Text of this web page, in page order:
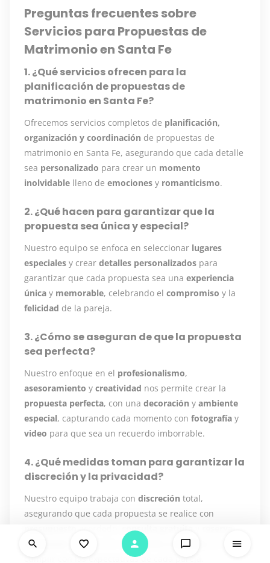
Preguntas frecuentes sobre
Servicios para Propuestas de
Matrimonio en Santa Fe
1. ¿Qué servicios ofrecen para la
planificación de propuestas de
matrimonio en Santa Fe?
Ofrecemos servicios completos de planificación,
organización y coordinación de propuestas de
matrimonio en Santa Fe, asegurando que cada detalle
sea personalizado para crear un momento
inolvidable lleno de emociones y romanticismo.
2. ¿Qué hacen para garantizar que la
propuesta sea única y especial?
Nuestro equipo se enfoca en seleccionar lugares
especiales y crear detalles personalizados para
garantizar que cada propuesta sea una experiencia
única y memorable, celebrando el compromiso y la
felicidad de la pareja.
3. ¿Cómo se aseguran de que la propuesta
sea perfecta?
Nuestro enfoque en el profesionalismo,
asesoramiento y creatividad nos permite crear la
propuesta perfecta, con una decoración y ambiente
especial, capturando cada momento con fotografía y
video para que sea un recuerdo imborrable.
4. ¿Qué medidas toman para garantizar la
discreción y la privacidad?
Nuestro equipo trabaja con discreción total,
asegurando que cada propuesta se realice con
consulta gratuita
anticipada
, ofreciendo unservicio a medida
cumplir con las expectativas de cada pareja.